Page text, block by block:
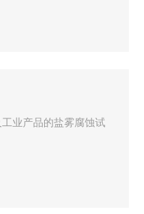
业产品的盐雾腐蚀试